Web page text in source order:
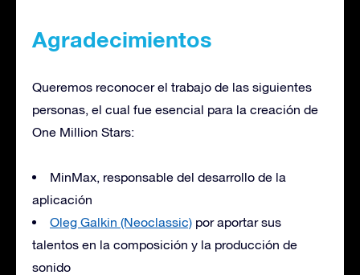
Agradecimientos
Queremos reconocer el trabajo de las siguientes
personas, el cual fue esencial para la creación de
One Million Stars:
MinMax, responsable del desarrollo de la
aplicación
Oleg Galkin (Neoclassic) por aportar sus
talentos en la composición y la producción de
sonido